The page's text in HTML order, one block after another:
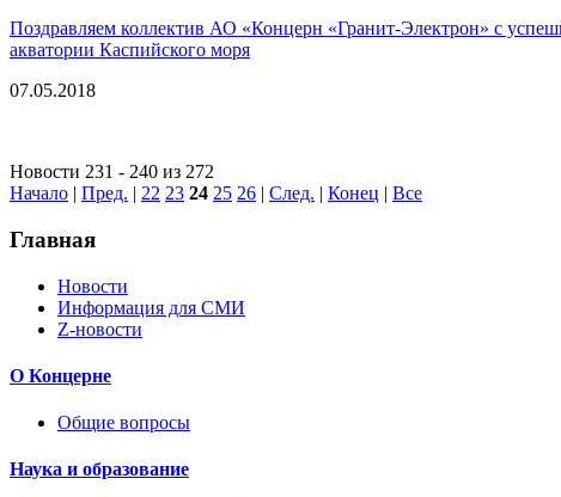
Поздравляем коллектив АО «Концерн «Гранит-Электрон» с
акватории Каспийского моря
07.05.2018
Новости 231 - 240 из 272
Начало | Пред. | 22 23 24 25 26 | След. | Конец | Все
Главная
Новости
Информация для СМИ
Z-новости
О Концерне
Общие вопросы
Наука и образование